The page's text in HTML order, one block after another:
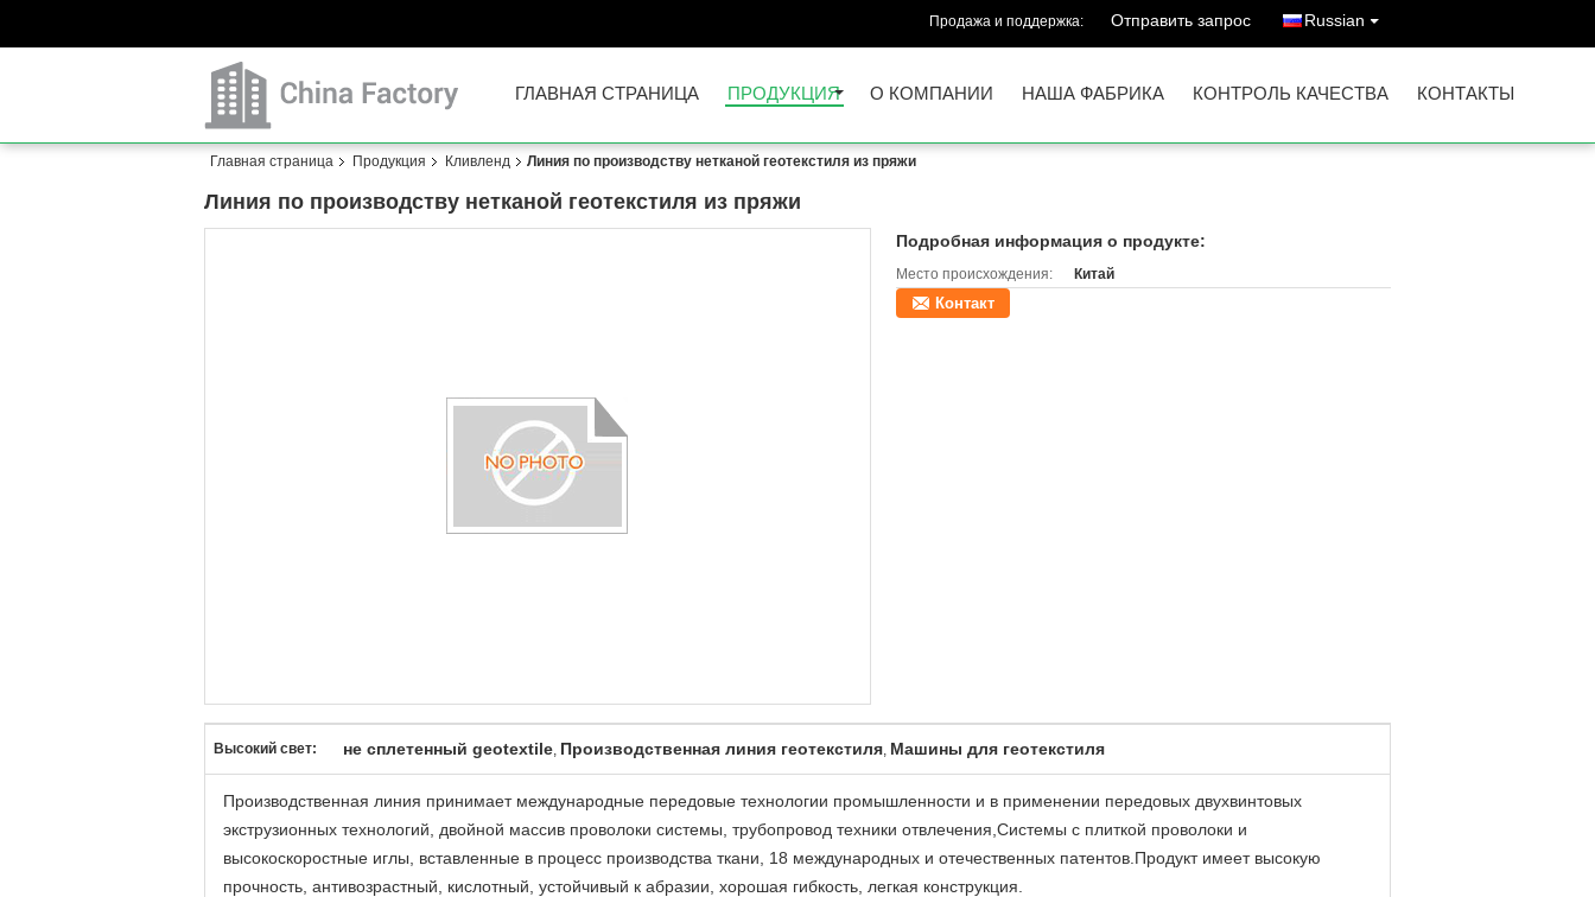
Продажа и поддержка: Отправить запрос Russian
ГЛАВНАЯ СТРАНИЦА ПРОДУКЦИЯ О КОМПАНИИ НАША ФАБРИКА КОНТРОЛЬ КАЧЕСТВА КОНТАКТЫ
Главная страница Продукция Кливленд Линия по производству нетканой геотекстиля из пряжи
Линия по производству нетканой геотекстиля из пряжи
Подробная информация о продукте:
Место происхождения: Китай
Контакт
Высокий свет: не сплетенный geotextile, Производственная линия геотекстиля, Машины для геотекстиля
Производственная линия принимает международные передовые технологии промышленности и в применении передовых двухвинтовых
экструзионных технологий, двойной массив проволоки системы, трубопровод техники отвлечения,Системы с плиткой проволоки и
высокоскоростные иглы, вставленные в процесс производства ткани, 18 международных и отечественных патентов.Продукт имеет высокую
прочность, антивозрастный, кислотный, устойчивый к абразии, хорошая гибкость, легкая конструкция.